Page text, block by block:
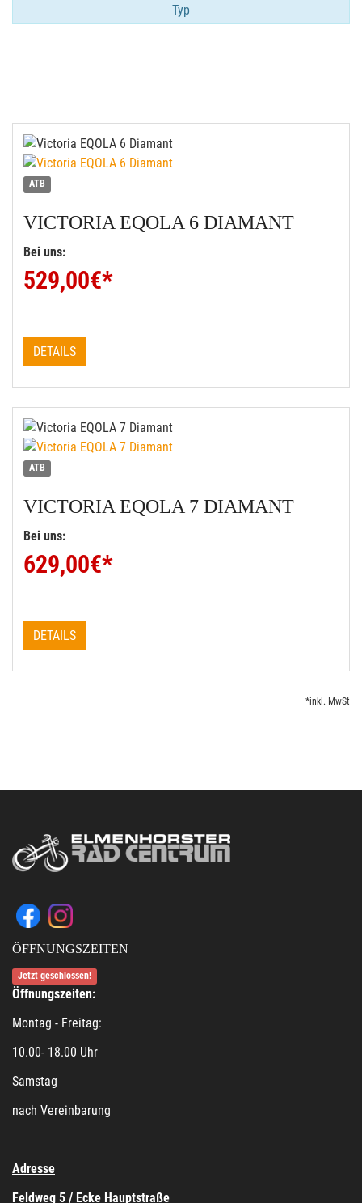
Typ
ATB
VICTORIA EQOLA 6 DIAMANT
Bei uns:
529,00€*
DETAILS
ATB
VICTORIA EQOLA 7 DIAMANT
Bei uns:
629,00€*
DETAILS
*inkl. MwSt
ÖFFNUNGSZEITEN
Jetzt geschlossen!
Öffnungszeiten:
Montag - Freitag:
10.00- 18.00 Uhr
Samstag
nach Vereinbarung
Adresse
Feldweg 5 / Ecke Hauptstraße